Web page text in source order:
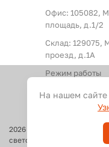
Офис: 105082,
площадь, д.1/2
Склад: 129075,
проезд, д.1А
Режим работы
2026
Оптовые поставки
светового оборудования
На нашем